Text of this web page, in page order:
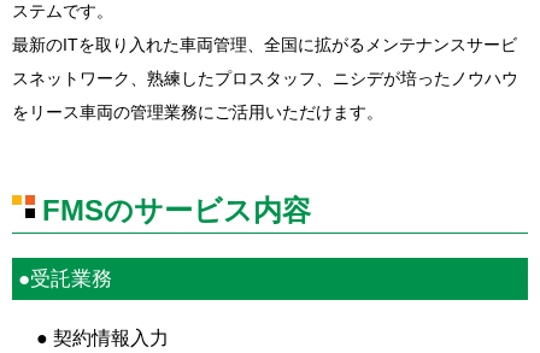
ステムです。
最新のITを取り入れた車両管理、全国に拡がるメンテナンスサービ
スネットワーク、熟練したプロスタッフ、ニシデが培ったノウハウ
をリース車両の管理業務にご活用いただけます。
FMSのサービス内容
●受託業務
● 契約情報入力